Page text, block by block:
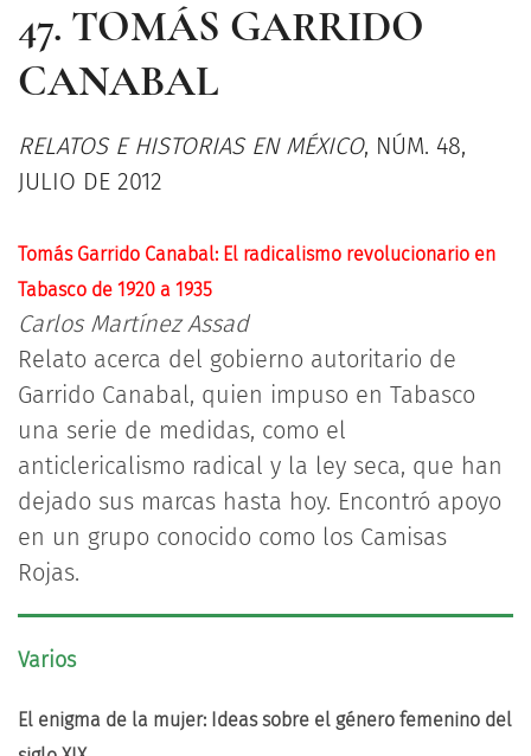
47. TOMÁS GARRIDO
CANABAL
RELATOS E HISTORIAS EN MÉXICO, NÚM. 48,
JULIO DE 2012
Tomás Garrido Canabal: El radicalismo revolucionario en
Tabasco de 1920 a 1935
Carlos Martínez Assad
Relato acerca del gobierno autoritario de
Garrido Canabal, quien impuso en Tabasco
una serie de medidas, como el
anticlericalismo radical y la ley seca, que han
dejado sus marcas hasta hoy. Encontró apoyo
en un grupo conocido como los Camisas
Rojas.
Varios
El enigma de la mujer: Ideas sobre el género femenino del